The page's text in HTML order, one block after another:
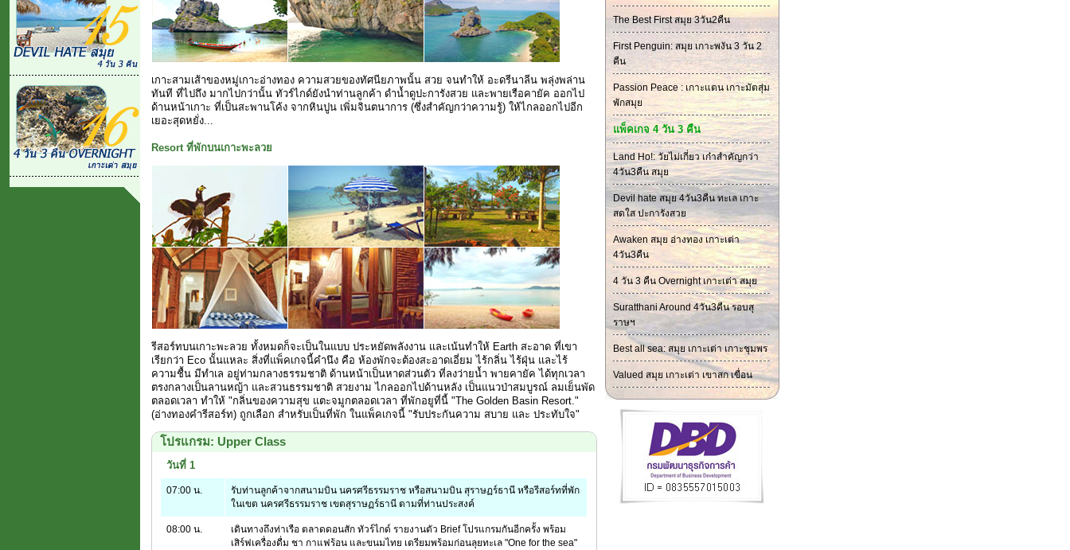
เกาะสามเส้าของหมู่เกาะอ่างทอง ความสวยของทัศนียภาพนั้น สวย จนทำให้ อะดรีนาลีน พลุ่งพล่าน
ทันที ที่ไปถึง มากไปกว่านั้น ทัวร์ไกด์ยังนำท่านลูกค้า ดำน้ำดูปะการังสวย และพายเรือคายัค ออกไป
ด้านหน้าเกาะ ที่เป็นสะพานโค้ง จากหินปูน เพิ่มจินตนาการ (ซึ่งสำคัญกว่าความรู้) ให้ไกลออกไปอีก
เยอะสุดหยั่ง...
Resort ที่พักบนเกาะพะลวย
รีสอร์ทบนเกาะพะลวย ทั้งหมดก็จะเป็นในแบบ ประหยัดพลังงาน และเน้นทำให้ Earth สะอาด ที่เขา
เรียกว่า Eco นั้นแหละ สิ่งที่แพ็คเกจนี้คำนึง คือ ห้องพักจะต้องสะอาดเอี่ยม ไร้กลิ่น ไร้ฝุ่น และไร้
ความชื้น มีทำเล อยู่ท่ามกลางธรรมชาติ ด้านหน้าเป็นหาดส่วนตัว ที่ลงว่ายน้ำ พายคายัค ได้ทุกเวลา
ตรงกลางเป็นลานหญ้า และสวนธรรมชาติ สวยงาม ไกลออกไปด้านหลัง เป็นแนวป่าสมบูรณ์ ลมเย็นพัด
ตลอดเวลา ทำให้ "กลิ่นของความสุข แตะจมูกตลอดเวลา ที่พักอยูที่นี้ "The Golden Basin Resort."
(อ่างทองคำรีสอร์ท) ถูกเลือก สำหรับเป็นที่พัก ในแพ็คเกจนี้ "รับประกันความ สบาย และ ประทับใจ"
โปรแกรม: Upper Class
วันที่ 1
07:00 น.
รับท่านลูกค้าจากสนามบิน นครศรีธรรมราช หรือสนามบิน สุราษฏร์ธานี หรือรีสอร์ทที่พัก
ในเขต นครศรีธรรมราช เขตสุราษฏร์ธานี ตามที่ท่านประสงค์
08:00 น.
เดินทางถึงท่าเรือ ตลาดดอนสัก ทัวร์ไกด์ รายงานตัว Brief โปรแกรมกันอีกครั้ง พร้อม
เสิร์ฟเครื่องดื่ม ชา กาแฟร้อน และขนมไทย เตรียมพร้อมก่อนลุยทะเล "One for the sea"
The Best First สมุย 3วัน2คืน
First Penguin: สมุย เกาะพงัน 3 วัน 2
คืน
Passion Peace : เกาะแตน เกาะมัตสุ่ม
พักสมุย
แพ็คเกจ 4 วัน 3 คืน
Land Ho!: วัยไม่เกี่ยว เก๋าสำคัญกว่า
4วัน3คืน สมุย
Devil hate สมุย 4วัน3คืน ทะเล เกาะ
สดใส ปะการังสวย
Awaken สมุย อ่างทอง เกาะเต่า
4วัน3คืน
4 วัน 3 คืน Overnight เกาะเต่า สมุย
Suratthani Around 4วัน3คืน รอบสุ
ราษฯ
Best all sea: สมุย เกาะเต่า เกาะชุมพร
Valued สมุย เกาะเต่า เขาสก เขื่อน